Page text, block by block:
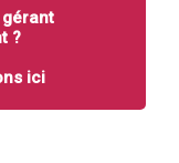
?
ici